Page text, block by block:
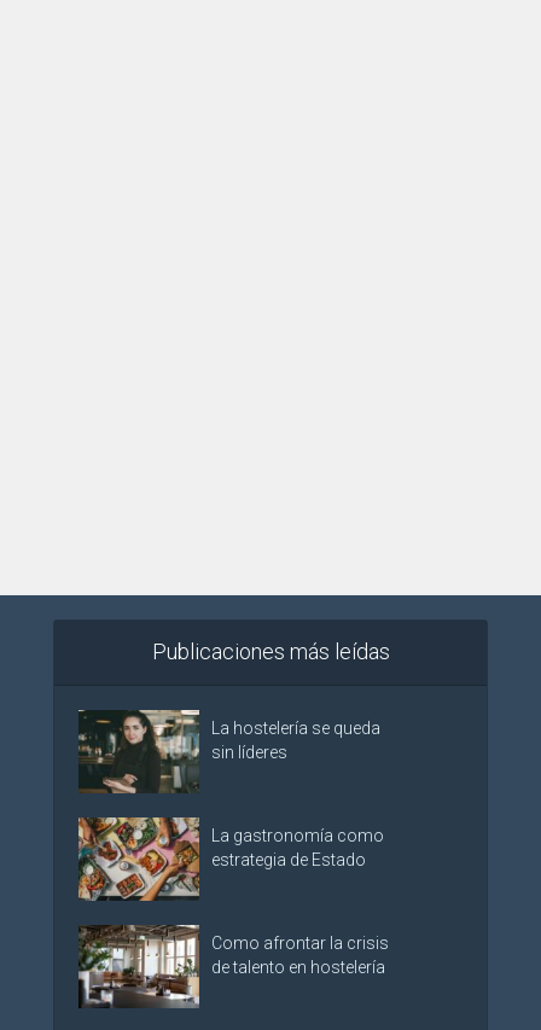
Publicaciones más leídas
La hostelería se queda
sin líderes
La gastronomía como
estrategia de Estado
Como afrontar la crisis
de talento en hostelería